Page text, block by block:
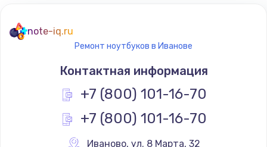
note-iq.ru
Ремонт ноутбуков в Иванове
Контактная информация
+7 (800) 101-16-70
+7 (800) 101-16-70
Иваново, ул. 8 Марта, 32